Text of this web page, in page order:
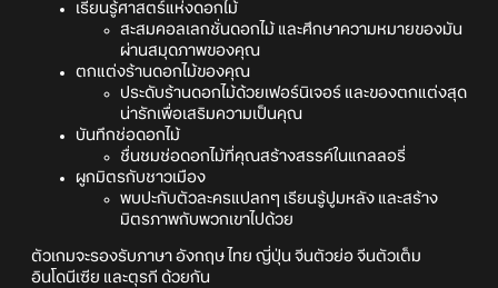
เรียนรู้ศาสตร์แห่งดอกไม้
สะสมคอลเลกชั่นดอกไม้ และศึกษาความหมายของมัน
ผ่านสมุดภาพของคุณ
ตกแต่งร้านดอกไม้ของคุณ
ประดับร้านดอกไม้ด้วยเฟอร์นิเจอร์ และของตกแต่งสุด
น่ารักเพื่อเสริมความเป็นคุณ
บันทึกช่อดอกไม้
ชื่นชมช่อดอกไม้ที่คุณสร้างสรรค์ในแกลลอรี่
ผูกมิตรกับชาวเมือง
พบปะกับตัวละครแปลกๆ เรียนรู้ปูมหลัง และสร้าง
มิตรภาพกับพวกเขาไปด้วย
ตัวเกมจะรองรับภาษา อังกฤษ ไทย ญี่ปุ่น จีนตัวย่อ จีนตัวเต็ม
อินโดนีเซีย และตุรกี ด้วยกัน